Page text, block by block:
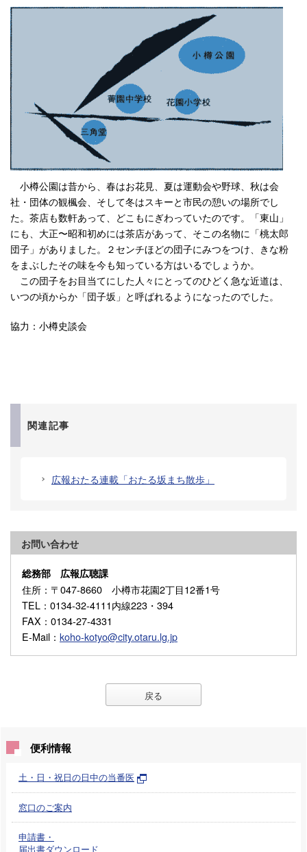
小樽公園は昔から、春はお花見、夏は運動会や野球、秋は会
社・団体の観楓会、そして冬はスキーと市民の憩いの場所でし
た。茶店も数軒あって、どこもにぎわっていたのです。「東山」
にも、大正〜昭和初めには茶店があって、そこの名物に「桃太郎
団子」がありました。２センチほどの団子にみつをつけ、きな粉
をまぶしたその味を今も知っている方はいるでしょうか。
この団子をお目当てにした人々にとってのひどく急な近道は、
いつの頃からか「団子坂」と呼ばれるようになったのでした。
協力：小樽史談会
関連記事
広報おたる連載「おたる坂まち散歩」
お問い合わせ
総務部 広報広聴課
住所 ：〒047-8660 小樽市花園2丁目12番1号
TEL ：0134-32-4111内線223・394
FAX ：0134-27-4331
E-Mail ： koho-kotyo@city.otaru.lg.jp
戻る
便利情報
土・日・祝日の日中の当番医
窓口のご案内
申請書・
届出書ダウンロード